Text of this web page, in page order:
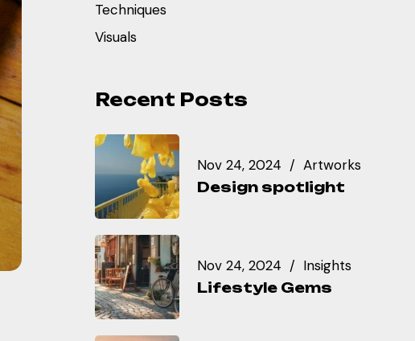
Techniques
Visuals
Recent Posts
Nov 24, 2024 Artworks
Design spotlight
Nov 24, 2024 Insights
Lifestyle Gems